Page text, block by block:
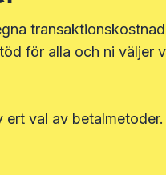
för alla och ni väljer
val av